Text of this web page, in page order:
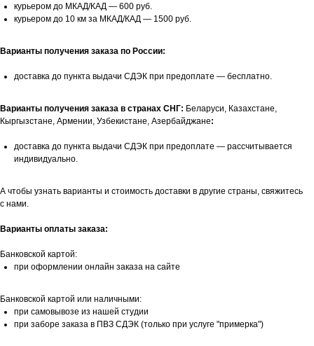
курьером до МКАД/КАД — 600 руб.
курьером до 10 км за МКАД/КАД — 1500 руб.
Варианты получения заказа по России:
доставка до пункта выдачи СДЭК при предоплате — бесплатно.
Варианты получения заказа в странах СНГ: Беларуси, Казахстане,
Кыргызстане, Армении, Узбекистане, Азербайджане:
доставка до пункта выдачи СДЭК при предоплате — рассчитывается
индивидуально.
А чтобы узнать варианты и стоимость доставки в другие страны, свяжитесь
с нами.
Варианты оплаты заказа:
Банковской картой:
при оформлении онлайн заказа на сайте
Банковской картой или наличными:
при самовывозе из нашей студии
при заборе заказа в ПВЗ СДЭК (только при услуге "примерка")